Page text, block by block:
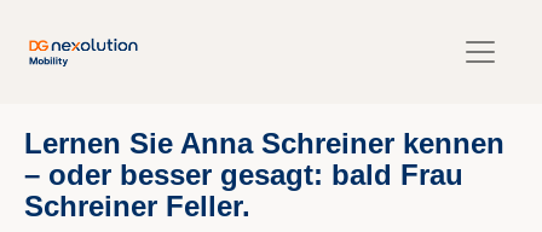
Lernen Sie Anna Schreiner kennen
– oder besser gesagt: bald Frau
Schreiner Feller.